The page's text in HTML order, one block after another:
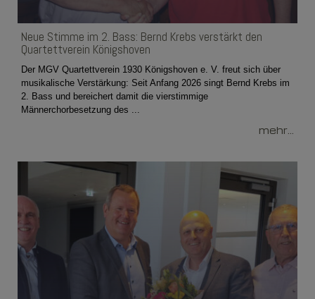
Neue Stimme im 2. Bass: Bernd Krebs verstärkt den
Quartettverein Königshoven
Der MGV Quartettverein 1930 Königshoven e. V. freut sich über
musikalische Verstärkung: Seit Anfang 2026 singt Bernd Krebs im
2. Bass und bereichert damit die vierstimmige
Männerchorbesetzung des ...
mehr...